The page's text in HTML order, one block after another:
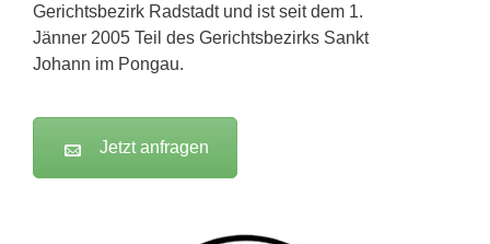
Gerichtsbezirk Radstadt und ist seit dem 1.
Jänner 2005 Teil des Gerichtsbezirks Sankt
Johann im Pongau.
Jetzt anfragen